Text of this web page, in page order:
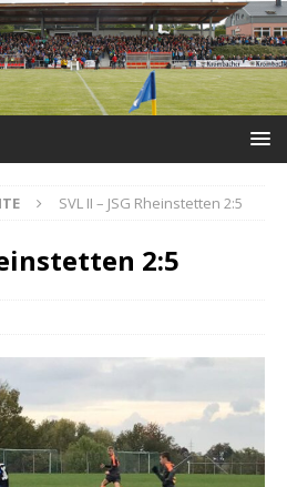
SVL II – JSG Rheinstetten 2:5
2:5